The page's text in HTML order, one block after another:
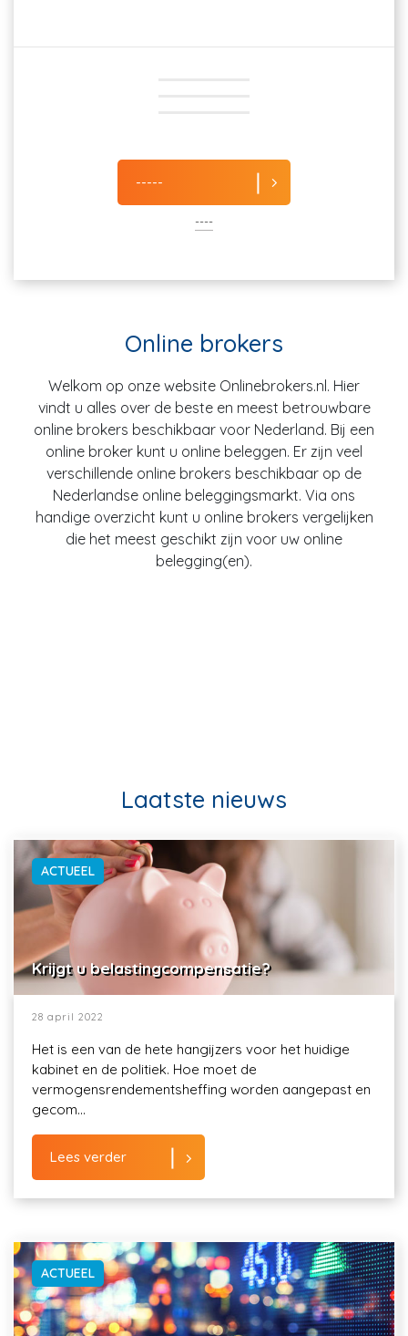
-----
----
Online brokers
Welkom op onze website Onlinebrokers.nl. Hier
vindt u alles over de beste en meest betrouwbare
online brokers beschikbaar voor Nederland. Bij een
online broker kunt u online beleggen. Er zijn veel
verschillende online brokers beschikbaar op de
Nederlandse online beleggingsmarkt. Via ons
handige overzicht kunt u online brokers vergelijken
die het meest geschikt zijn voor uw online
belegging(en).
Laatste nieuws
ACTUEEL
Krijgt u belastingcompensatie?
28 april 2022
Het is een van de hete hangijzers voor het huidige
kabinet en de politiek. Hoe moet de
vermogensrendementsheffing worden aangepast en
gecom...
Lees verder
ACTUEEL